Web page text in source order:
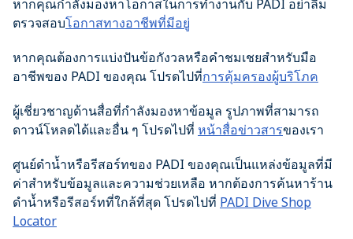
หากคุณกำลังมองหาโอกาสในการทำงานกับ PADI อย่าลืม
ตรวจสอบโอกาสทางอาชีพที่มีอยู่
หากคุณต้องการแบ่งปันข้อกังวลหรือคำชมเชยสำหรับมือ
อาชีพของ PADI ของคุณ โปรดไปที่การคุ้มครองผู้บริโภค
ผู้เชี่ยวชาญด้านสื่อที่กำลังมองหาข้อมูล รูปภาพที่สามารถ
ดาวน์โหลดได้และอื่น ๆ โปรดไปที่ หน้าสื่อข่าวสารของเรา
ศูนย์ดำน้ำหรือรีสอร์ทของ PADI ของคุณเป็นแหล่งข้อมูลที่มี
ค่าสำหรับข้อมูลและความช่วยเหลือ หากต้องการค้นหาร้าน
ดำน้ำหรือรีสอร์ทที่ใกล้ที่สุด โปรดไปที่ PADI Dive Shop
Locator